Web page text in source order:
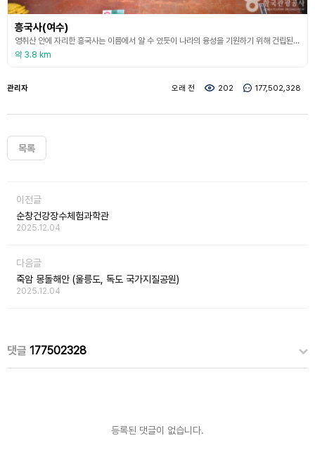
흥국사(여수)
영취산 안에 자리한 흥국사는 이름에서 알 수 있듯이 나라의 융성을 기원하기 위해 건립된 사찰이다. 나라가 흥하면 절이 흥하고, 절이 흥하면 나라도 흥한다 라는 뜻으로 나라의 번영을 기원하며 건립된 사찰이다. 여수국가산단 가까이에 위치한 흥국사는 보조 국사가 1,195년에 창건하였으며 경내에는 대웅전을 비롯하여 원통전, 팔상전 등 문화재가 배치되어 있다. 흥국사 대웅전은 빗살문을 달아 전부 개방할 수 있도록 한 것이 특징이며, 대웅전 후불탱화는 보물로 지
약 3.8 km
관리자 오래 전 202 177,502,328
목록
이전글
순창건강장수체험과학관
2025.12.04
다음글
죽암 몽돌해안 (울릉도, 독도 국가지질공원)
2025.12.04
댓글 177502328
등록된 댓글이 없습니다.